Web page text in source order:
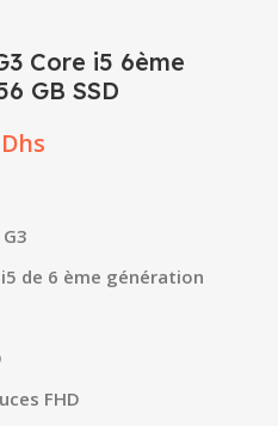
Core i5 6ème
GB SSD
Dhs
de 6 ème génération
FHD